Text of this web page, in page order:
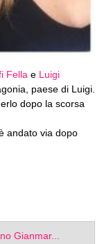
Fella e Luigi
paese di Luigi.
dopo la scorsa
andato via dopo
Gianmar...